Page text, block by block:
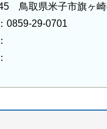
鳥取県米子市旗ヶ
0859-29-0701